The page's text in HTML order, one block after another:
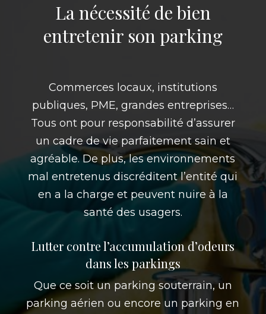
La nécessité de bien
entretenir son parking
Commerces locaux, institutions
publiques, PME, grandes entreprises…
Tous ont pour responsabilité d’assurer
un cadre de vie parfaitement sain et
agréable. De plus, les environnements
mal entretenus discréditent l’entité qui
en a la charge et peuvent nuire à la
santé des usagers.
Lutter contre l’accumulation d’odeurs
dans les parkings
Que ce soit un parking souterrain, un
parking aérien ou encore un parking en